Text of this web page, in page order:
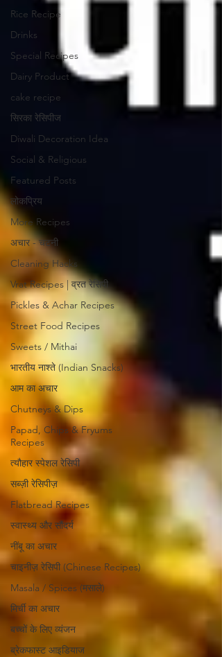
Rice Recipe
Drinks
Special Recipes
Dairy Product
cake recipe
सिरका रेसिपीज
Diwali Decoration Idea
Social & Religious
Featured Posts
लोकप्रिय
More Recipes
अचार - चटनी
Cleaning Hacks
Vrat Recipes | व्रत रेसिपी
Pickles & Achar Recipes
Street Food Recipes
Sweets / Mithai
भारतीय नाश्ते (Indian Snacks)
आम का अचार
Chutneys & Dips
Papad, Chips & Fryums
Recipes
त्यौहार स्पेशल रेसिपी
सब्ज़ी रेसिपीज़
Flatbread Recipes
स्वास्थ्य और सौंदर्य
नींबू का अचार
चाइनीज़ रेसिपी (Chinese Recipes)
Masala / Spices (मसाले)
मिर्ची का अचार
बच्चों के लिए व्यंजन
ब्रेकफास्ट आइडियाज